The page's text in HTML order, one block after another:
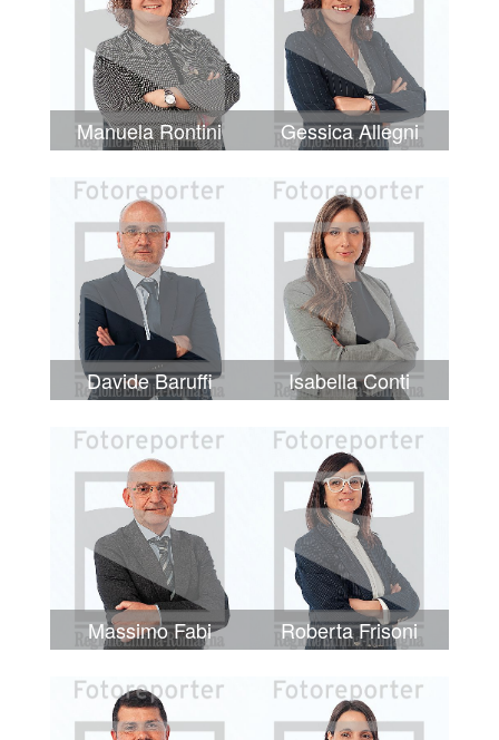
Manuela Rontini Gessica Allegni
Davide Baruffi Isabella Conti
Massimo Fabi Roberta Frisoni